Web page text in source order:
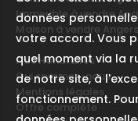
Immeuble à vendre
Maison à vendre Angers
Nos Honoraires
Qui sommes-nous
Mentions légales
Offre complète
données
votre accord. Vous
quel moment via la
de notre site, à
fonctionnement.